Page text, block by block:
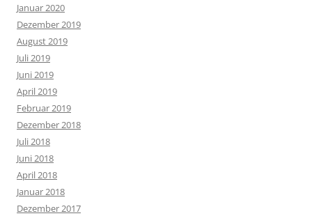
Januar 2020
Dezember 2019
August 2019
Juli 2019
Juni 2019
April 2019
Februar 2019
Dezember 2018
Juli 2018
Juni 2018
April 2018
Januar 2018
Dezember 2017